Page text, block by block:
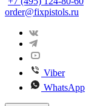
order@fixpistols.ru
Viber
WhatsApp